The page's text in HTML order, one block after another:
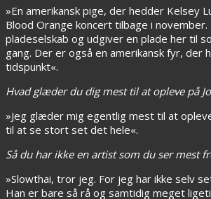
»En amerikansk pige, der hedder Kelsey
Blood Orange koncert tilbage i
pladeselskab og udgiver en plade her til
gang. Der er også en amerikansk fyr,
tidspunkt«.
Hvad glæder du dig mest til at opleve på
»Jeg glæder mig egentlig mest til at
til at se stort set det hele«.
Så du har ikke en artist som du ser mest
»Slowthai, tror jeg. For jeg har ikke selv
Han er bare så rå og samtidig meget